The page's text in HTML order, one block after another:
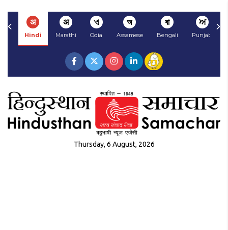
अ
Hindi
अ
Marathi
ଏ
Odia
অ
Assamese
বা
Bengali
ਅ
Punjabi
Thursday, 6 August, 2026